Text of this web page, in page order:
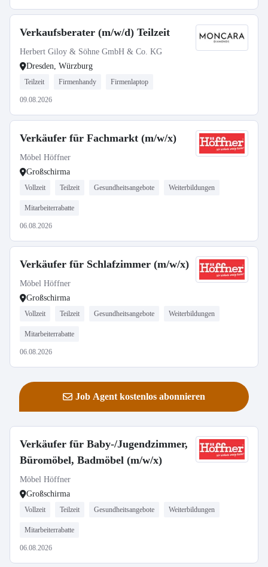
Verkaufsberater (m/w/d) Teilzeit
Herbert Giloy & Söhne GmbH & Co. KG
Dresden, Würzburg
Teilzeit Firmenhandy Firmenlaptop
09.08.2026
Verkäufer für Fachmarkt (m/w/x)
Möbel Höffner
Großschirma
Vollzeit Teilzeit Gesundheitsangebote Weiterbildungen
Mitarbeiterrabatte
06.08.2026
Verkäufer für Schlafzimmer (m/w/x)
Möbel Höffner
Großschirma
Vollzeit Teilzeit Gesundheitsangebote Weiterbildungen
Mitarbeiterrabatte
06.08.2026
Job Agent kostenlos abonnieren
Verkäufer für Baby-/Jugendzimmer,
Büromöbel, Badmöbel (m/w/x)
Möbel Höffner
Großschirma
Vollzeit Teilzeit Gesundheitsangebote Weiterbildungen
Mitarbeiterrabatte
06.08.2026